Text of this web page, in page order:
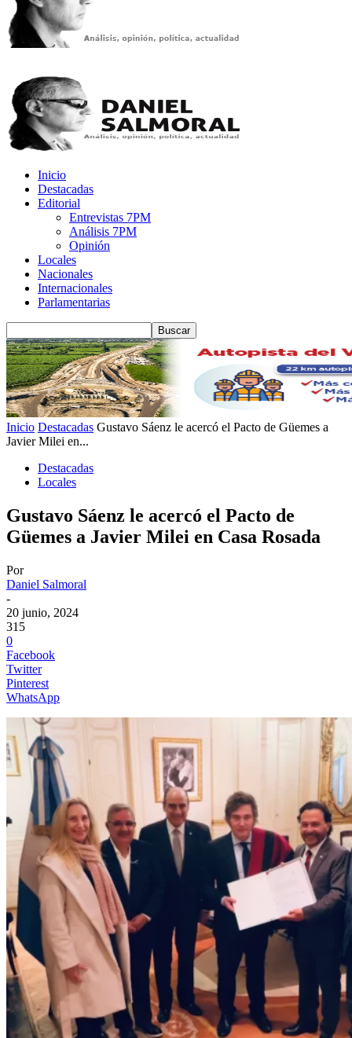
Inicio
Destacadas
Editorial
Entrevistas 7PM
Análisis 7PM
Opinión
Locales
Nacionales
Internacionales
Parlamentarias
Inicio Destacadas Gustavo Sáenz le acercó el Pacto de Güemes a
Javier Milei en...
Destacadas
Locales
Gustavo Sáenz le acercó el Pacto de
Güemes a Javier Milei en Casa Rosada
Por
Daniel Salmoral
-
20 junio, 2024
315
0
Facebook
Twitter
Pinterest
WhatsApp